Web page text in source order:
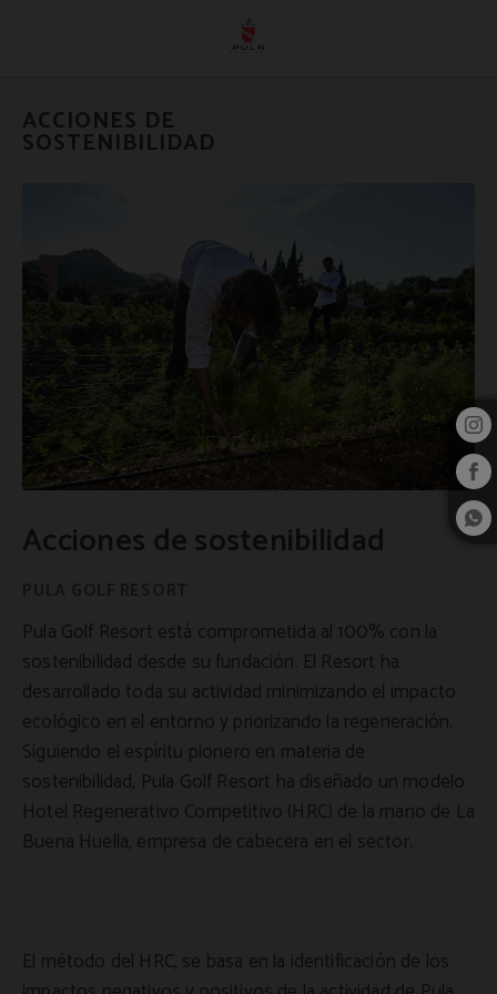
ACCIONES DE
SOSTENIBILIDAD
Acciones de sostenibilidad
Pula Golf Resort está comprometida al 100% con la
sostenibilidad desde su fundación. El Resort ha
desarrollado toda su actividad minimizando el impacto
ecológico en el entorno y priorizando la regeneración.
Siguiendo el espíritu pionero en materia de
sostenibilidad, Pula Golf Resort ha diseñado un modelo
Hotel Regenerativo Competitivo (HRC) de la mano de La
Buena Huella, empresa de cabecera en el sector.
El método del HRC, se basa en la identificación de los